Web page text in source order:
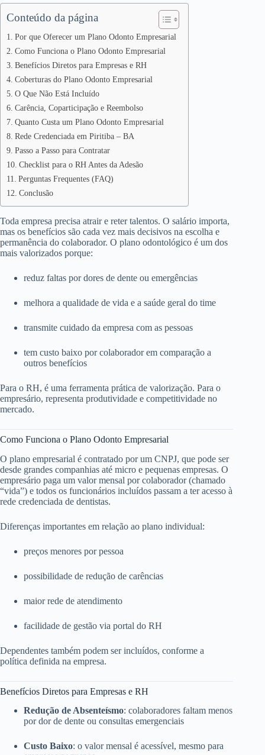
Conteúdo da página
Por que Oferecer um Plano Odonto Empresarial
Como Funciona o Plano Odonto Empresarial
Benefícios Diretos para Empresas e RH
Coberturas do Plano Odonto Empresarial
O Que Não Está Incluído
Carência, Coparticipação e Reembolso
Quanto Custa um Plano Odonto Empresarial
Rede Credenciada em Piritiba – BA
Passo a Passo para Contratar
Checklist para o RH Antes da Adesão
Perguntas Frequentes (FAQ)
Conclusão
Toda empresa precisa atrair e reter talentos. O salário importa,
mas os benefícios são cada vez mais decisivos na escolha e
permanência do colaborador. O plano odontológico é um dos
mais valorizados porque:
reduz faltas por dores de dente ou emergências
melhora a qualidade de vida e a saúde geral do time
transmite cuidado da empresa com as pessoas
tem custo baixo por colaborador em comparação a
outros benefícios
Para o RH, é uma ferramenta prática de valorização. Para o
empresário, representa produtividade e competitividade no
mercado.
Como Funciona o Plano Odonto Empresarial
O plano empresarial é contratado por um CNPJ, que pode ser
desde grandes companhias até micro e pequenas empresas. O
empresário paga um valor mensal por colaborador (chamado
“vida”) e todos os funcionários incluídos passam a ter acesso à
rede credenciada de dentistas.
Diferenças importantes em relação ao plano individual:
preços menores por pessoa
possibilidade de redução de carências
maior rede de atendimento
facilidade de gestão via portal do RH
Dependentes também podem ser incluídos, conforme a
política definida na empresa.
Benefícios Diretos para Empresas e RH
Redução de Absenteísmo: colaboradores faltam menos
por dor de dente ou consultas emergenciais
Custo Baixo: o valor mensal é acessível, mesmo para